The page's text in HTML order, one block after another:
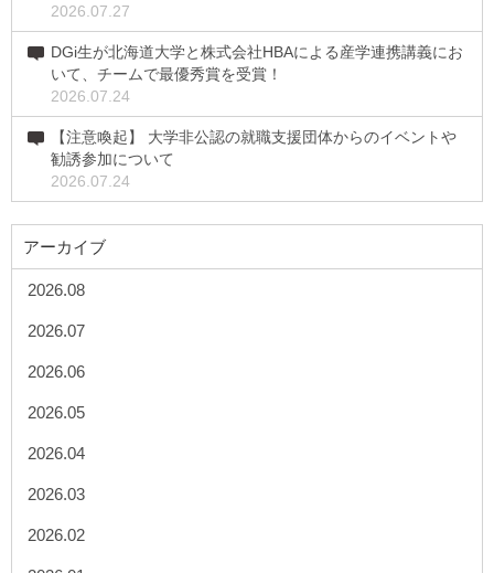
2026.07.27
DGi生が北海道大学と株式会社HBAによる産学連携講義にお
いて、チームで最優秀賞を受賞！
2026.07.24
【注意喚起】 大学非公認の就職支援団体からのイベントや
勧誘参加について
2026.07.24
アーカイブ
2026.08
2026.07
2026.06
2026.05
2026.04
2026.03
2026.02